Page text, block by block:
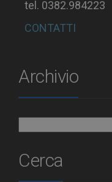
tel. 0382.984223
CONTATTI
Archivio
Cerca